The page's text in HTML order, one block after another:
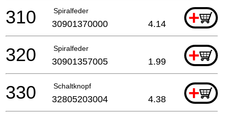
Spiralfeder +
310 30901370000 4.14
Spiralfeder +
320 30901357005 1.99
Schaltknopf +
330 32805203004 4.38